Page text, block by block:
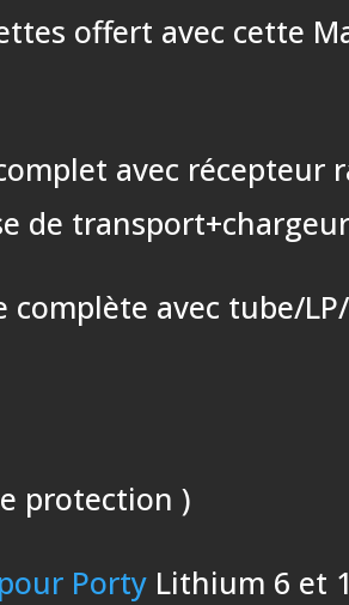
offert avec cette
avec récepteur
de
complète avec tube/
protection )
Porty Lithium 6 et